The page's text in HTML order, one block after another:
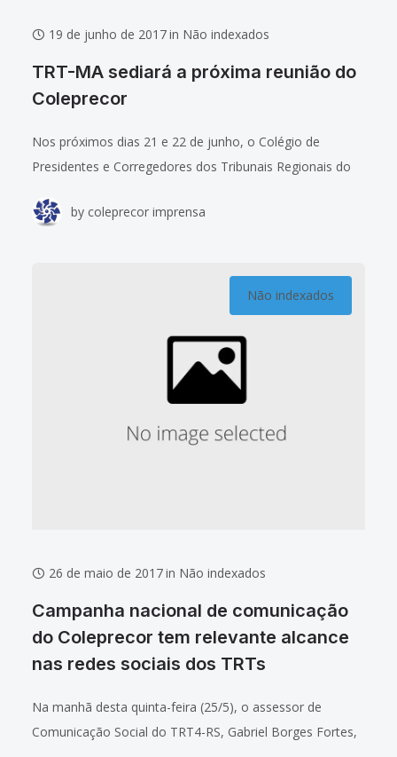
19 de junho de 2017in Não indexados
TRT-MA sediará a próxima reunião do
Coleprecor
Nos próximos dias 21 e 22 de junho, o Colégio de
Presidentes e Corregedores dos Tribunais Regionais do
em terras maranhenses. O TRT da
by coleprecor imprensa
Não indexados
26 de maio de 2017in Não indexados
Campanha nacional de comunicação
do Coleprecor tem relevante alcance
nas redes sociais dos TRTs
Na manhã desta quinta-feira (25/5), o assessor de
Comunicação Social do TRT4-RS, Gabriel Borges Fortes,